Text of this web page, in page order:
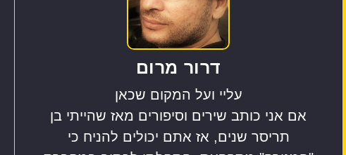
דרור מרום
עליי ועל המקום שכאן
אם אני כותב שירים וסיפורים מאז שהייתי בן
תריסר שנים, אז אתם יכולים להניח כי